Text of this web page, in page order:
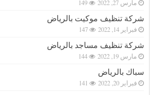
مارس 27, 2022 149
شركة تنظيف موكيت بالرياض
فبراير 14, 2022 147
شركة تنظيف مساجد بالرياض
مارس 19, 2022 144
سباك بالرياض
فبراير 20, 2022 141